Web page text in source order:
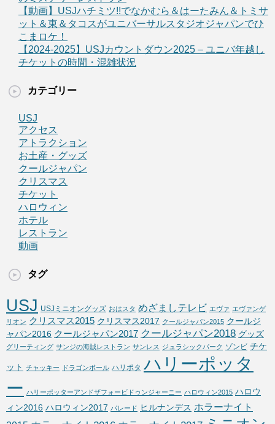
【動画】USJハチミツ!!でなかむら＆はーたみん＆トミサ
ット＆東＆タコスがユニバーサルスタジオジャパンでひ
こまロケ！
【2024-2025】USJカウントダウン2025 – ユニバ年越し
チケットの時間・混雑状況
カテゴリー
USJ
アクセス
アトラクション
お土産・グッズ
クールジャパン
クリスマス
チケット
ハロウィン
ホテル
レストラン
動画
タグ
USJ USJミニオングッズ おはスタ めざましテレビ エヴァ エヴァンゲ
リオン クリスマス2015 クリスマス2017 クールジャパン2015 クールジ
ャパン2016 クールジャパン2017 クールジャパン2018 グッズ
グリーティング サンジの海賊レストラン サンレス ジュラシックパーク ゾンビ チケ
ット チャッキー ドラゴンボール ハリポタ ハリーポッタ
ー ハリーポッターアンドザフォービドゥンジャーニー ハロウィン2015 ハロウ
ィン2016 ハロウィン2017 パレード ヒルナンデス ホラーナイト